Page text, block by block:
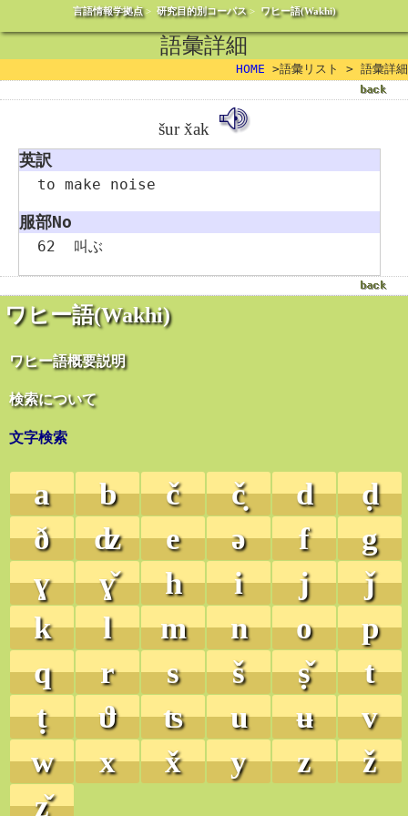
言語情報学拠点> 研究目的別コーパス> ワヒー語(Wakhi)
ワヒー語(Wakhi)
ワヒー語概要説明
検索について
文字検索
a b č č̣ d
ḍ
ð
ʣ e ə f
g
ɣ
ɣ̌ h i j
ǰ
k
l m n o
p
q
r s š ṣ̌
t
ṭ
ϑ ʦ u ʉ
v
w
x x̌ y z
ž
ẓ̌
語彙詳細
HOME >語彙リスト > 語彙詳細
šur x̌ak
英訳
to make noise
服部No
62 叫ぶ